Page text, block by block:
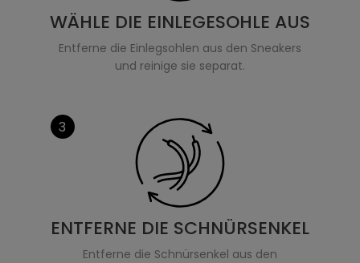
WÄHLE DIE EINLEGESOHLE AUS
Entferne die Einlegsohlen aus den Sneakers
und reinige sie separat.
3
ENTFERNE DIE SCHNÜRSENKEL
Entferne die Schnürsenkel aus den